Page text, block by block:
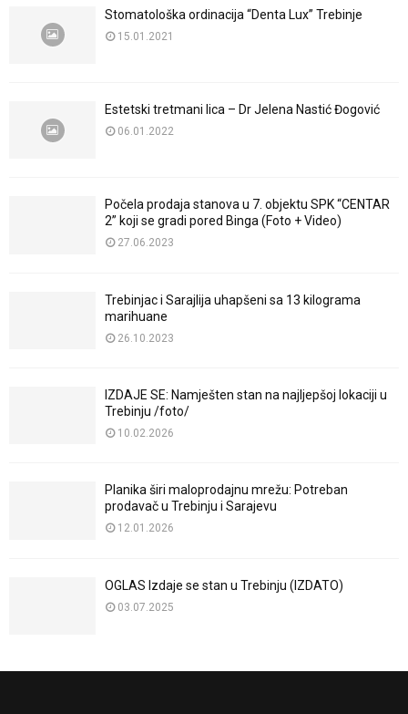
Stomatološka ordinacija “Denta Lux” Trebinje
15.01.2021
Estetski tretmani lica – Dr Jelena Nastić Đogović
06.01.2022
Počela prodaja stanova u 7. objektu SPK “CENTAR
2” koji se gradi pored Binga (Foto + Video)
27.06.2023
Trebinjac i Sarajlija uhapšeni sa 13 kilograma
marihuane
26.10.2023
IZDAJE SE: Namješten stan na najljepšoj lokaciji u
Trebinju /foto/
10.02.2026
Planika širi maloprodajnu mrežu: Potreban
prodavač u Trebinju i Sarajevu
12.01.2026
OGLAS Izdaje se stan u Trebinju (IZDATO)
03.07.2025